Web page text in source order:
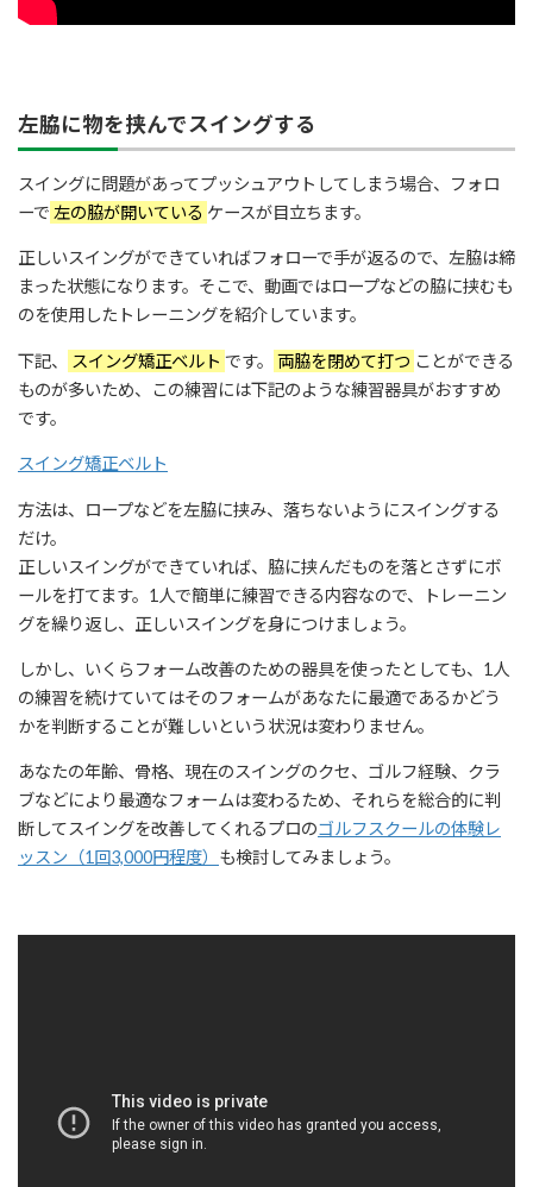
左脇に物を挟んでスイングする
スイングに問題があってプッシュアウトしてしまう場合、フォロ
ーで 左の脇が開いている ケースが目立ちます。
正しいスイングができていればフォローで手が返るので、左脇は締
まった状態になります。そこで、動画ではロープなどの脇に挟むも
のを使用したトレーニングを紹介しています。
下記、 スイング矯正ベルト です。 両脇を閉めて打つ ことができる
ものが多いため、この練習には下記のような練習器具がおすすめ
です。
スイング矯正ベルト
方法は、ロープなどを左脇に挟み、落ちないようにスイングする
だけ。
正しいスイングができていれば、脇に挟んだものを落とさずにボ
ールを打てます。1人で簡単に練習できる内容なので、トレーニン
グを繰り返し、正しいスイングを身につけましょう。
しかし、いくらフォーム改善のための器具を使ったとしても、1人
の練習を続けていてはそのフォームがあなたに最適であるかどう
かを判断することが難しいという状況は変わりません。
あなたの年齢、骨格、現在のスイングのクセ、ゴルフ経験、クラ
ブなどにより最適なフォームは変わるため、それらを総合的に判
断してスイングを改善してくれるプロのゴルフスクールの体験レ
ッスン（1回3,000円程度） も検討してみましょう。